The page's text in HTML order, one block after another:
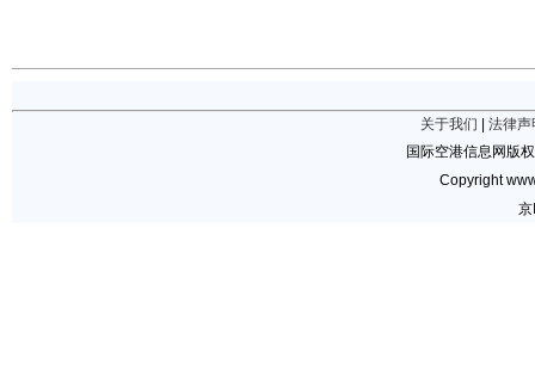
关于我们
法律声
国际空港信息网版
Copyright